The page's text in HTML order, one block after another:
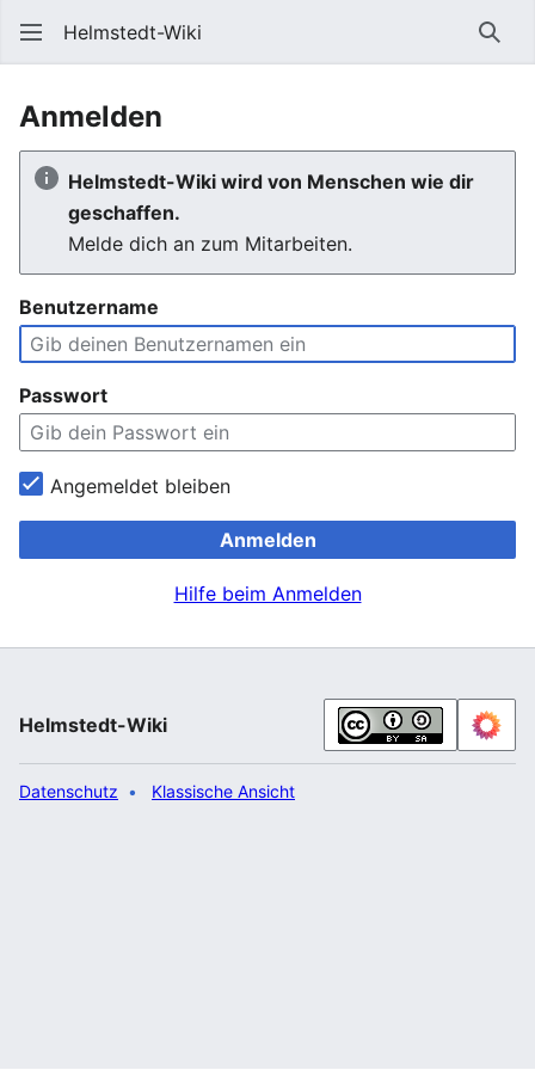
Helmstedt-Wiki
Anmelden
Helmstedt-Wiki wird von Menschen wie dir
geschaffen.
Melde dich an zum Mitarbeiten.
Benutzername
Passwort
Angemeldet bleiben
Anmelden
Hilfe beim Anmelden
Helmstedt-Wiki
Datenschutz Klassische Ansicht